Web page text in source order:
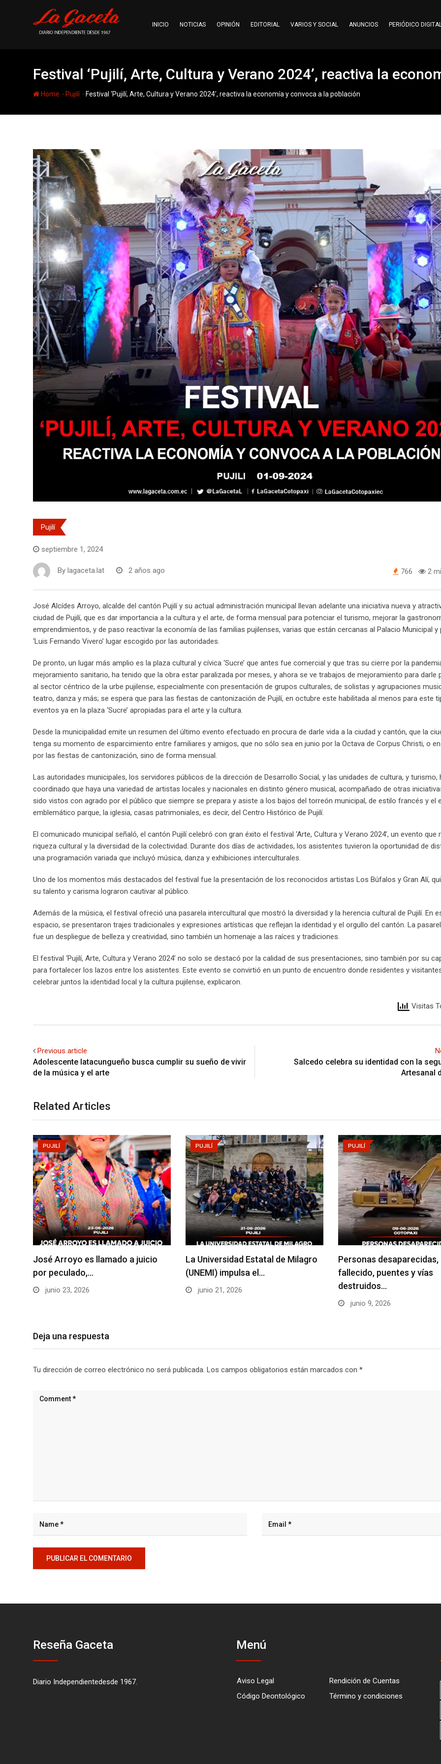
INICIO NOTICIAS OPINIÓN EDITORIAL VARIOS Y SOCIAL ANUNCIOS PERIÓDICO
Festival ‘Pujilí, Arte, Cultura y Verano 2024’, reactiva la
Home - Pujilí- Festival ‘Pujilí, Arte, Cultura y Verano 2024’, reactiva la economía y convoca a la población
Pujilí
septiembre 1, 2024
By lagaceta.lat 2 años ago 766 2
José Alcídes Arroyo, alcalde del cantón Pujilí y su actual administración municipal llevan adelante una iniciativa nueva y
ciudad de Pujilí, que es dar importancia a la cultura y el arte, de forma mensual para potenciar el turismo, mejorar la
emprendimientos, y de paso reactivar la economía de las familias pujilenses, varias que están cercanas al Palacio Municipal y
‘Luis Fernando Vivero’ lugar escogido por las autoridades.
De pronto, un lugar más amplio es la plaza cultural y cívica ‘Sucre’ que antes fue comercial y que tras su cierre por la
mejoramiento sanitario, ha tenido que la obra estar paralizada por meses, y ahora se ve trabajos de mejoramiento para darle
al sector céntrico de la urbe pujilense, especialmente con presentación de grupos culturales, de solistas y agrupaciones
teatro, danza y más; se espera que para las fiestas de cantonización de Pujilí, en octubre este habilitada al menos para este
eventos ya en la plaza ‘Sucre’ apropiadas para el arte y la cultura.
Desde la municipalidad emite un resumen del último evento efectuado en procura de darle vida a la ciudad y cantón, que la
tenga su momento de esparcimiento entre familiares y amigos, que no sólo sea en junio por la Octava de Corpus Christi, o
por las fiestas de cantonización, sino de forma mensual.
Las autoridades municipales, los servidores públicos de la dirección de Desarrollo Social, y las unidades de cultura, y turismo,
coordinado que haya una variedad de artistas locales y nacionales en distinto género musical, acompañado de otras
sido vistos con agrado por el público que siempre se prepara y asiste a los bajos del torreón municipal, de estilo francés y el
emblemático parque, la iglesia, casas patrimoniales, es decir, del Centro Histórico de Pujilí.
El comunicado municipal señaló, el cantón Pujilí celebró con gran éxito el festival ‘Arte, Cultura y Verano 2024’, un evento que
riqueza cultural y la diversidad de la colectividad. Durante dos días de actividades, los asistentes tuvieron la oportunidad de
una programación variada que incluyó música, danza y exhibiciones interculturales.
Uno de los momentos más destacados del festival fue la presentación de los reconocidos artistas Los Búfalos y Gran Alí,
su talento y carisma lograron cautivar al público.
Además de la música, el festival ofreció una pasarela intercultural que mostró la diversidad y la herencia cultural de Pujilí. En
espacio, se presentaron trajes tradicionales y expresiones artísticas que reflejan la identidad y el orgullo del cantón. La
fue un despliegue de belleza y creatividad, sino también un homenaje a las raíces y tradiciones.
El festival ‘Pujilí, Arte, Cultura y Verano 2024’ no solo se destacó por la calidad de sus presentaciones, sino también por su
para fortalecer los lazos entre los asistentes. Este evento se convirtió en un punto de encuentro donde residentes y
celebrar juntos la identidad local y la cultura pujilense, explicaron.
Visitas
Previous article
Adolescente latacungueño busca cumplir su sueño de vivir
de la música y el arte
Salcedo celebra su identidad con la
Artesanal
Related Articles
PUJILÍ
José Arroyo es llamado a juicio
por peculado,…
junio 23, 2026
PUJILÍ
La Universidad Estatal de Milagro
(UNEMI) impulsa el…
junio 21, 2026
PUJILÍ
Personas desaparecidas,
fallecido, puentes y vías
destruidos…
junio 9, 2026
Deja una respuesta
Tu dirección de correo electrónico no será publicada. Los campos obligatorios están marcados con *
Reseña Gaceta
Diario Independientedesde 1967.
Menú
Aviso Legal
Rendición de Cuentas
Código Deontológico
Término y condiciones